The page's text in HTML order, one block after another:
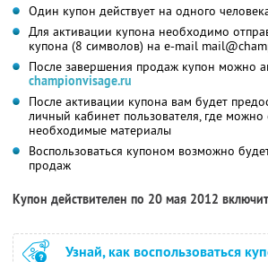
Один купон действует на одного
Для активации купона необходимо
купона (8 символов) на e-mail
После завершения продаж купон можно
championvisage.ru
После активации купона вам будет
личный кабинет пользователя, где можно
необходимые материалы
Воспользоваться купоном возможно
продаж
Купон действителен по 20 мая 2012
Узнай, как воспользоваться